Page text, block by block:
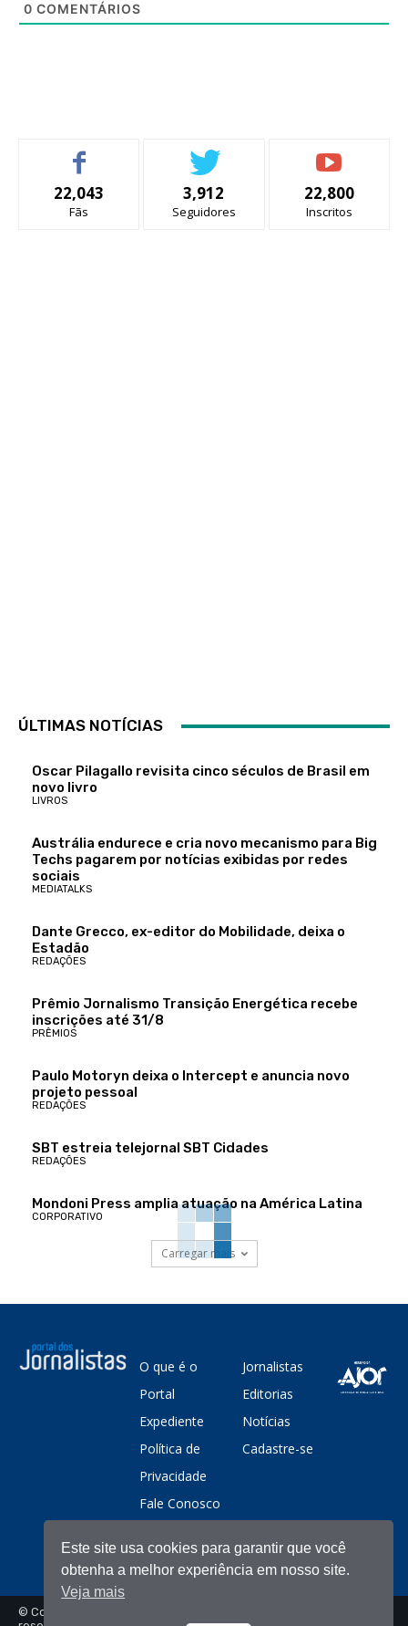
0 COMENTÁRIOS
22,043
Fãs
3,912
Seguidores
22,800
Inscritos
ÚLTIMAS NOTÍCIAS
Oscar Pilagallo revisita cinco séculos de Brasil em
novo livro
LIVROS
Austrália endurece e cria novo mecanismo para Big
Techs pagarem por notícias exibidas por redes
sociais
MEDIATALKS
Dante Grecco, ex-editor do Mobilidade, deixa o
Estadão
REDAÇÕES
Prêmio Jornalismo Transição Energética recebe
inscrições até 31/8
PRÊMIOS
Paulo Motoryn deixa o Intercept e anuncia novo
projeto pessoal
REDAÇÕES
SBT estreia telejornal SBT Cidades
REDAÇÕES
Mondoni Press amplia atuação na América Latina
CORPORATIVO
Carregar mais
O que é o
Portal
Expediente
Política de
Privacidade
Fale Conosco
Jornalistas
Editorias
Notícias
Cadastre-se
© Copyright - Portal dos Jornalistas - Todos os direitos
Este site usa cookies para garantir que você
obtenha a melhor experiência em nosso site.
Veja mais